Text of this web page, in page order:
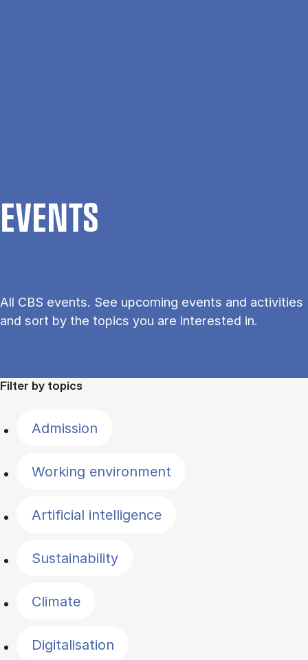
EVENTS
All CBS events. See upcoming events and activities
and sort by the topics you are interested in.
Filter by topics
Admission
Working environment
Artificial intelligence
Sustainability
Climate
Digitalisation